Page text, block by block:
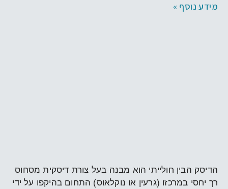
מידע נוסף »
הדיסק הבין חולייתי הוא מבנה בעל צורת דיסקית מסחוס
רך יחסי במרכזו (גרעין או נוקלאוס) התחום בהיקפו על ידי